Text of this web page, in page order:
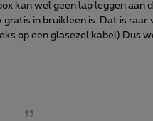
kan wel geen lap leggen aan
gratis in bruikleen is. Dat is raar
op een glasezel kabel) Dus